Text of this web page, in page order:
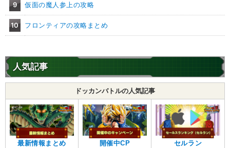
9 仮面の魔人参上の攻略
10 フロンティアの攻略まとめ
人気記事
ドッカンバトルの人気記事
最新情報まとめ 開催中CP セルラン